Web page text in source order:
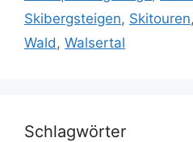
Skibergsteigen, Skitouren,
Wald , Walsertal
Schlagwörter